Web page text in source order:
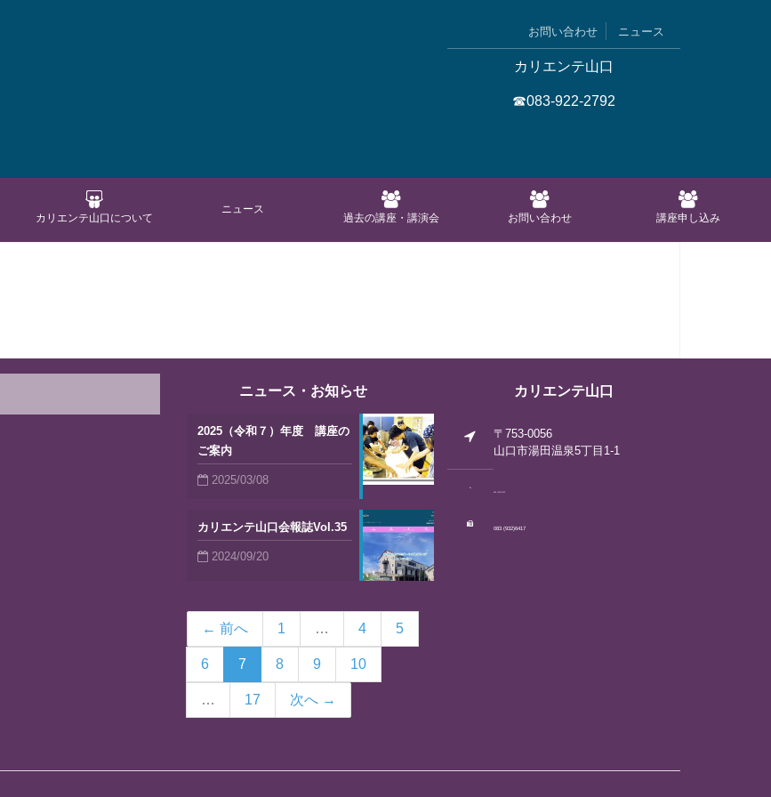
お問い合わせ ニュース
カリエンテ山口
☎083-922-2792
カリエンテ山口について
ニュース
過去の講座・講演会 お問い合わせ 講座申し込み
ニュース・お知らせ
2025（令和７）年度 講座の
ご案内
2025/03/08
カリエンテ山口会報誌Vol.35
2024/09/20
← 前へ 1 … 4 5
6 7 8 9 10
… 17 次へ →
カリエンテ山口
〒753-0056
山口市湯田温泉5丁目1-1
083 (932)6417